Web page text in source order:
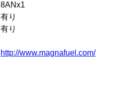
8ANx1
有り
有り
http://www.magnafuel.com/